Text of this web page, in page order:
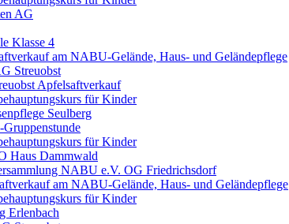
AG
Klasse 4
am NABU-Gelände, Haus- und Geländepflege
Streuobst
Apfelsaftverkauf
für Kinder
Seulberg
für Kinder
Haus Dammwald
NABU e.V. OG Friedrichsdorf
am NABU-Gelände, Haus- und Geländepflege
für Kinder
Erlenbach